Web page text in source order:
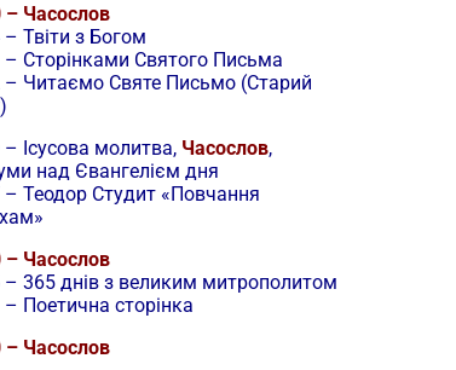
– Часослов
– Твіти з Богом
– Сторінками Святого Письма
– Читаємо Святе Письмо (Старий
– Ісусова молитва, Часослов,
над Євангелієм дня
– Теодор Студит «Повчання
– Часослов
– 365 днів з великим митрополитом
– Поетична сторінка
– Часослов